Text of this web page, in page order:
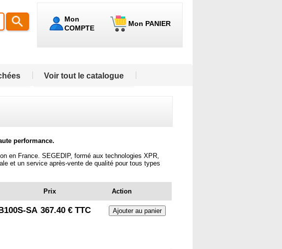
Mon
COMPTE
Mon PANIER
Voir tout le catalogue
performance.
en France. SEGEDIP, formé aux technologies XPR,
et un service après-vente de qualité pour tous types
Prix Action
SA 367.40 € TTC